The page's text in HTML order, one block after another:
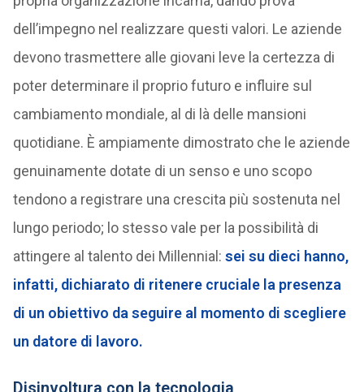
dell’impegno nel realizzare questi valori. Le aziende
devono trasmettere alle giovani leve la certezza di
poter determinare il proprio futuro e influire sul
cambiamento mondiale, al di là delle mansioni
quotidiane. È ampiamente dimostrato che le aziende
genuinamente dotate di un senso e uno scopo
tendono a registrare una crescita più sostenuta nel
lungo periodo; lo stesso vale per la possibilità di
attingere al talento dei Millennial: sei su dieci hanno,
infatti, dichiarato di ritenere cruciale la presenza
di un obiettivo da seguire al momento di scegliere
un datore di lavoro.
Disinvoltura con la tecnologia